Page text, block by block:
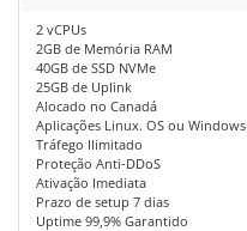
2 vCPUs
2GB de Memória RAM
40GB de SSD NVMe
25GB de Uplink
Alocado no Canadá
Aplicações Linux. OS ou Windows
Tráfego Ilimitado
Proteção Anti-DDoS
Ativação Imediata
Prazo de setup 7 dias
Uptime 99,9% Garantido